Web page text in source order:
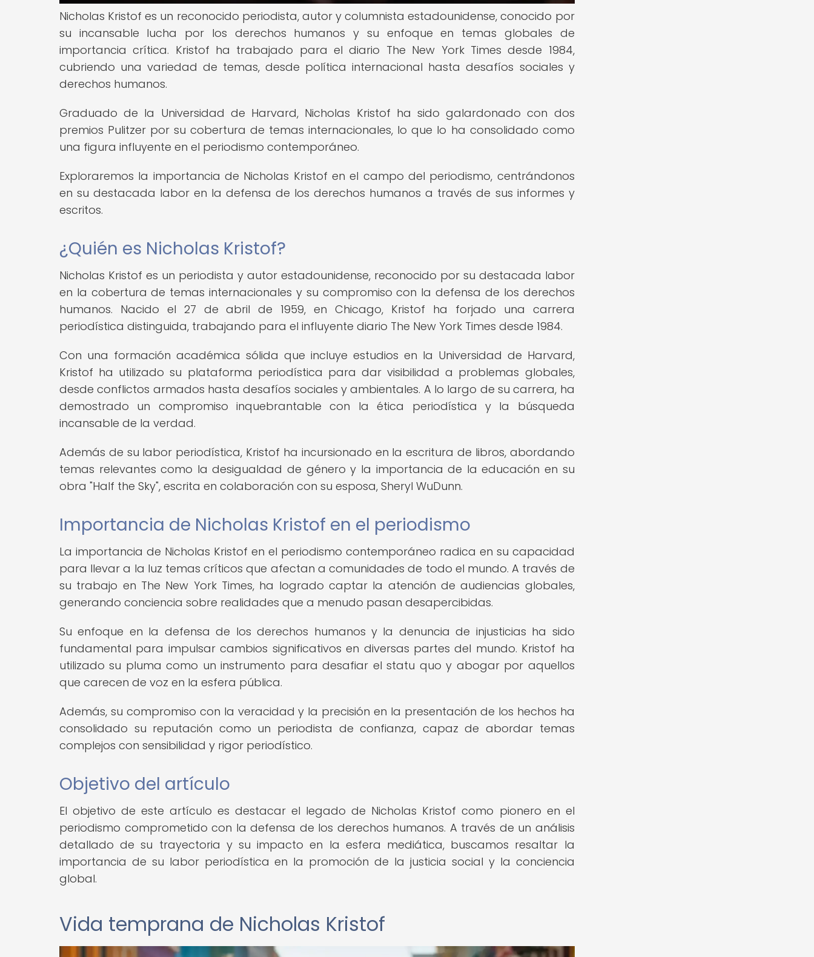
Nicholas Kristof es un reconocido periodista, autor y columnista estadounidense, conocido por
su incansable lucha por los derechos humanos y su enfoque en temas globales de
importancia crítica. Kristof ha trabajado para el diario The New York Times desde 1984,
cubriendo una variedad de temas, desde política internacional hasta desafíos sociales y
derechos humanos.
Graduado de la Universidad de Harvard, Nicholas Kristof ha sido galardonado con dos
premios Pulitzer por su cobertura de temas internacionales, lo que lo ha consolidado como
una figura influyente en el periodismo contemporáneo.
Exploraremos la importancia de Nicholas Kristof en el campo del periodismo, centrándonos
en su destacada labor en la defensa de los derechos humanos a través de sus informes y
escritos.
¿Quién es Nicholas Kristof?
Nicholas Kristof es un periodista y autor estadounidense, reconocido por su destacada labor
en la cobertura de temas internacionales y su compromiso con la defensa de los derechos
humanos. Nacido el 27 de abril de 1959, en Chicago, Kristof ha forjado una carrera
periodística distinguida, trabajando para el influyente diario The New York Times desde 1984.
Con una formación académica sólida que incluye estudios en la Universidad de Harvard,
Kristof ha utilizado su plataforma periodística para dar visibilidad a problemas globales,
desde conflictos armados hasta desafíos sociales y ambientales. A lo largo de su carrera, ha
demostrado un compromiso inquebrantable con la ética periodística y la búsqueda
incansable de la verdad.
Además de su labor periodística, Kristof ha incursionado en la escritura de libros, abordando
temas relevantes como la desigualdad de género y la importancia de la educación en su
obra "Half the Sky", escrita en colaboración con su esposa, Sheryl WuDunn.
Importancia de Nicholas Kristof en el periodismo
La importancia de Nicholas Kristof en el periodismo contemporáneo radica en su capacidad
para llevar a la luz temas críticos que afectan a comunidades de todo el mundo. A través de
su trabajo en The New York Times, ha logrado captar la atención de audiencias globales,
generando conciencia sobre realidades que a menudo pasan desapercibidas.
Su enfoque en la defensa de los derechos humanos y la denuncia de injusticias ha sido
fundamental para impulsar cambios significativos en diversas partes del mundo. Kristof ha
utilizado su pluma como un instrumento para desafiar el statu quo y abogar por aquellos
que carecen de voz en la esfera pública.
Además, su compromiso con la veracidad y la precisión en la presentación de los hechos ha
consolidado su reputación como un periodista de confianza, capaz de abordar temas
complejos con sensibilidad y rigor periodístico.
Objetivo del artículo
El objetivo de este artículo es destacar el legado de Nicholas Kristof como pionero en el
periodismo comprometido con la defensa de los derechos humanos. A través de un análisis
detallado de su trayectoria y su impacto en la esfera mediática, buscamos resaltar la
importancia de su labor periodística en la promoción de la justicia social y la conciencia
global.
Vida temprana de Nicholas Kristof